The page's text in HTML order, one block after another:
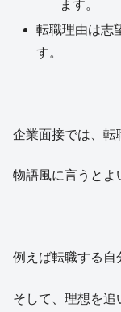
ます。
転職理由は志
す。
企業面接では、転
物語風に言うとよ
例えば転職する自
そして、理想を追